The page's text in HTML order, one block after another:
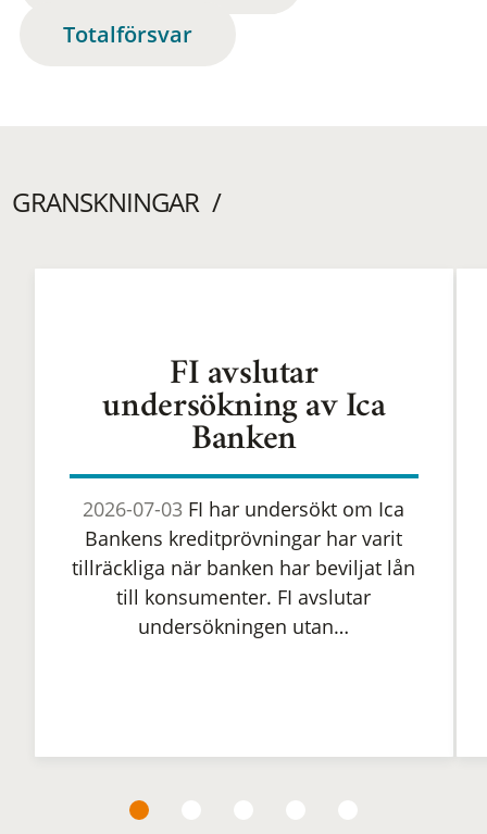
Totalförsvar
GRANSKNINGAR
FI avslutar
undersökning av Ica
Banken
2026-07-03 FI har undersökt om Ica
Bankens kreditprövningar har varit
tillräckliga när banken har beviljat lån
till konsumenter. FI avslutar
undersökningen utan…